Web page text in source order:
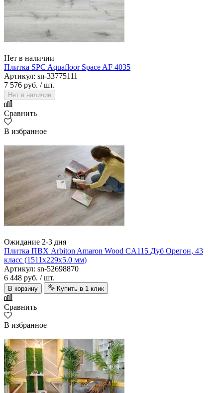
Нет в наличии
Плитка SPC Aquafloor Space AF 4035
Артикул: sn-33775111
7 576 руб. / шт.
Нет в наличии
Сравнить
В избранное
Ожидание 2-3 дня
Плитка ПВХ Arbiton Amaron Wood CA115 Дуб Орегон, 43
класс (1511х229х5.0 мм)
Артикул: sn-52698870
6 448 руб. / шт.
В корзину Купить в 1 клик
Сравнить
В избранное